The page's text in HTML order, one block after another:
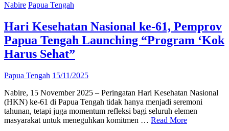
Nabire Papua Tengah
Hari Kesehatan Nasional ke-61, Pemprov
Papua Tengah Launching “Program ‘Kok
Harus Sehat”
Papua Tengah 15/11/2025
Nabire, 15 November 2025 – Peringatan Hari Kesehatan Nasional
(HKN) ke-61 di Papua Tengah tidak hanya menjadi seremoni
tahunan, tetapi juga momentum refleksi bagi seluruh elemen
masyarakat untuk meneguhkan komitmen … Read More